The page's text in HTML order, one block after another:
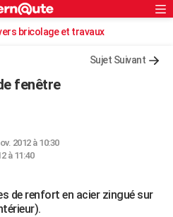
Rechercher
bricolage et travaux
Sujet Suivant
fenêtre
2012 à 10:30
à 11:40
de renfort en acier zingué sur